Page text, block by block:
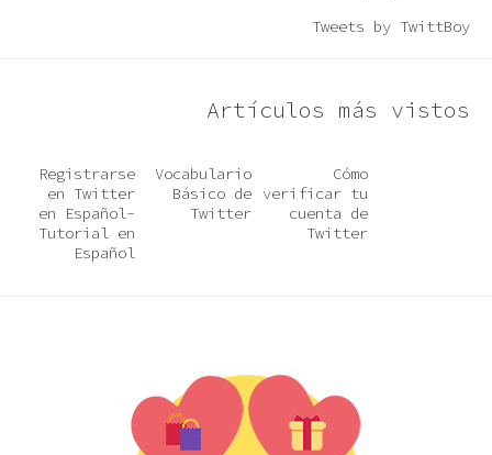
Tweets by TwittBoy
Artículos más vistos
Registrarse
en Twitter
en Español-
Tutorial en
Español
Vocabulario
Básico de
Twitter
Cómo
verificar tu
cuenta de
Twitter